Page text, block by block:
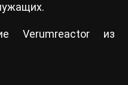
Verumreactor из